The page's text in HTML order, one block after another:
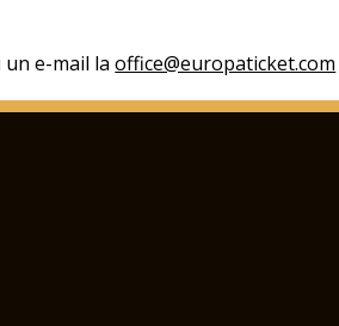
un e-mail laoffice@europaticket.com